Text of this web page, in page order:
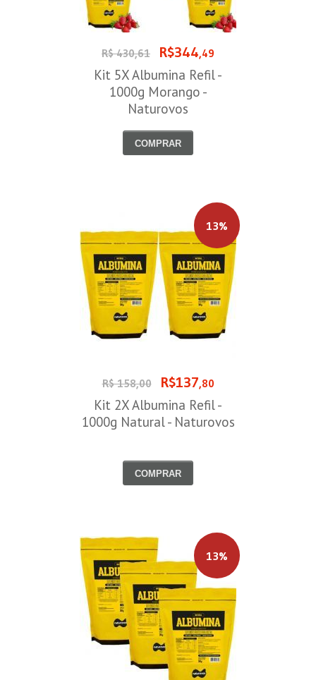
R$ 430,61 R$344,49
Kit 5X Albumina Refil -
1000g Morango -
Naturovos
COMPRAR
13%
R$ 158,00 R$137,80
Kit 2X Albumina Refil -
1000g Natural - Naturovos
COMPRAR
13%